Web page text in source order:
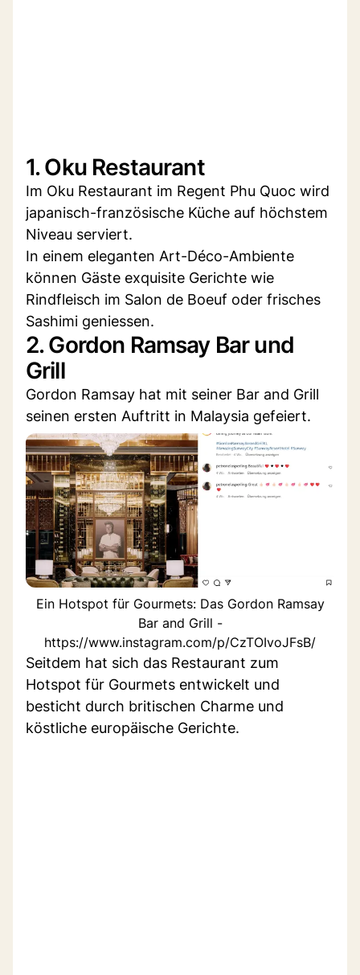
1. Oku Restaurant
Im Oku Restaurant im Regent Phu Quoc wird
japanisch-französische Küche auf höchstem
Niveau serviert.
In einem eleganten Art-Déco-Ambiente
können Gäste exquisite Gerichte wie
Rindfleisch im Salon de Boeuf oder frisches
Sashimi geniessen.
2. Gordon Ramsay Bar und
Grill
Gordon Ramsay hat mit seiner Bar and Grill
seinen ersten Auftritt in Malaysia gefeiert.
Ein Hotspot für Gourmets: Das Gordon Ramsay
Bar and Grill -
https://www.instagram.com/p/CzTOIvoJFsB/
Seitdem hat sich das Restaurant zum
Hotspot für Gourmets entwickelt und
besticht durch britischen Charme und
köstliche europäische Gerichte.